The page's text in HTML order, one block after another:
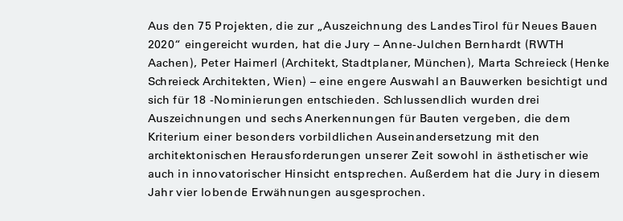
Aus den75 Projekten, die zur „Auszeichnung des Landes Tirol für Neues Bauen
2020“ eingereicht wurden, hat die Jury – Anne-Julchen Bernhardt (RWTH
Aachen), Peter Haimerl (Architekt, Stadtplaner, München), Marta Schreieck (Henke
Schreieck Architekten, Wien) – eine engere Auswahl an Bauwerken besichtigt und
sich für 18 -Nominierungen entschieden. Schlussendlich wurden drei
Auszeichnungen und sechs Anerkennungen für Bauten vergeben, die dem
Kriterium einer besonders vorbildlichen Auseinandersetzung mit den
architektonischen Herausforderungen unserer Zeit sowohl in ästhetischer wie
auch in innovatorischer Hinsicht entsprechen. Außerdem hat die Jury in diesem
Jahr vier lobende Erwähnungen ausgesprochen.